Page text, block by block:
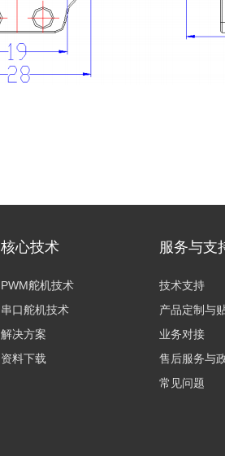
核心技术
PWM舵机技术
串口舵机技术
解决方案
资料下载
服务与支
技术支持
产品定制与
业务对接
售后服务与
常见问题